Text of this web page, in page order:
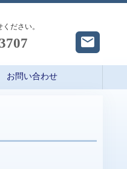
ださい。
お問い合わせ